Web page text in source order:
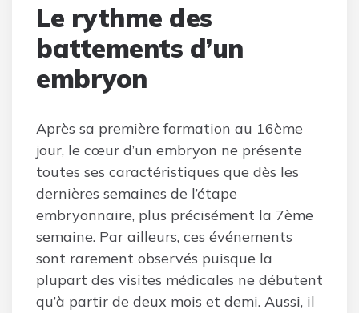
Le rythme des
battements d’un
embryon
Après sa première formation au 16ème
jour, le cœur d’un embryon ne présente
toutes ses caractéristiques que dès les
dernières semaines de l’étape
embryonnaire, plus précisément la 7ème
semaine. Par ailleurs, ces événements
sont rarement observés puisque la
plupart des visites médicales ne débutent
qu’à partir de deux mois et demi. Aussi, il